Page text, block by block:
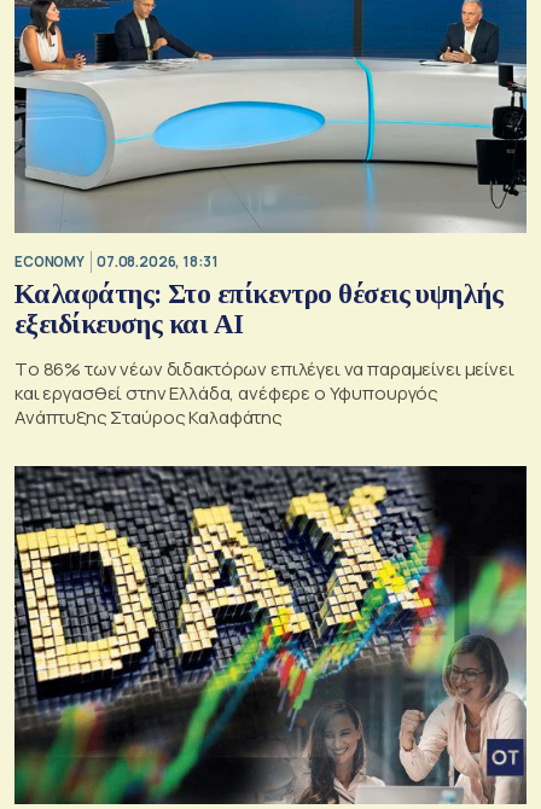
ECONOMY 07.08.2026, 18:31
Καλαφάτης: Στο επίκεντρο θέσεις υψηλής
εξειδίκευσης και AI
Tο 86% των νέων διδακτόρων επιλέγει να παραμείνει μείνει
και εργασθεί στην Ελλάδα, ανέφερε ο Υφυπουργός
Ανάπτυξης Σταύρος Καλαφάτης